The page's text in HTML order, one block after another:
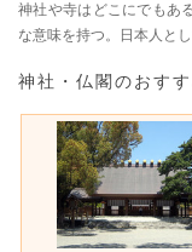
神社や寺はどこにでもあ
な意味を持つ。日本人と
神社・仏閣のおす